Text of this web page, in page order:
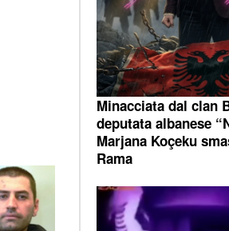
Minacciata dal clan
deputata albanese
Marjana Koçeku
Rama